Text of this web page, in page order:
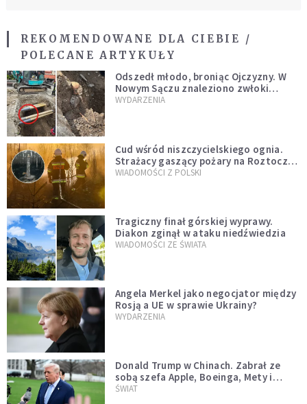
REKOMENDOWANE DLA CIEBIE /
POLECANE ARTYKUŁY
Odszedł młodo, broniąc Ojczyzny. W
Nowym Sączu znaleziono zwłoki
mężczyzny z czasów potopu
WYDARZENIA
Cud wśród niszczycielskiego ognia.
Strażacy gaszący pożary na Roztoczu
opublikowali niezwykłe zdjęcie
WIADOMOŚCI Z POLSKI
Tragiczny finał górskiej wyprawy.
Diakon zginął w ataku niedźwiedzia
WIADOMOŚCI ZE ŚWIATA
Angela Merkel jako negocjator między
Rosją a UE w sprawie Ukrainy?
WYDARZENIA
Donald Trump w Chinach. Zabrał ze
sobą szefa Apple, Boeinga, Mety i
Muska
ŚWIAT